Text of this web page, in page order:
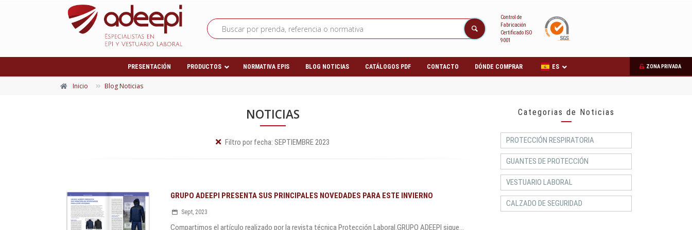
Control de
Fabricación
Certificado ISO
9001
PRESENTACIÓN PRODUCTOS NORMATIVA EPIS BLOG NOTICIAS CATÁLOGOS PDF CONTACTO DÓNDE COMPRAR ZONA PRIVADA
ES
Inicio Blog Noticias
NOTICIAS
Filtro por fecha: SEPTIEMBRE 2023
GRUPO ADEEPI PRESENTA SUS PRINCIPALES NOVEDADES PARA ESTE INVIERNO
Sept, 2023
Compartimos el artículo realizado por la revista técnica Protección Laboral.GRUPO ADEEPI sigue...
Categorias de Noticias
PROTECCIÓN RESPIRATORIA
GUANTES DE PROTECCIÓN
VESTUARIO LABORAL
CALZADO DE SEGURIDAD